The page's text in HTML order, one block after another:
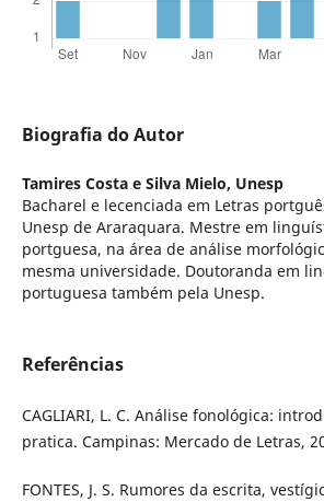
Biografia do Autor
Tamires Costa e Silva Mielo, Unesp
Bacharel e lecenciada em Letras
Unesp de Araraquara. Mestre em
portguesa, na área de análise
mesma universidade. Doutoranda em
portuguesa também pela Unesp.
Referências
CAGLIARI, L. C. Análise fonológica:
pratica. Campinas: Mercado de Letras,
FONTES, J. S. Rumores da escrita,